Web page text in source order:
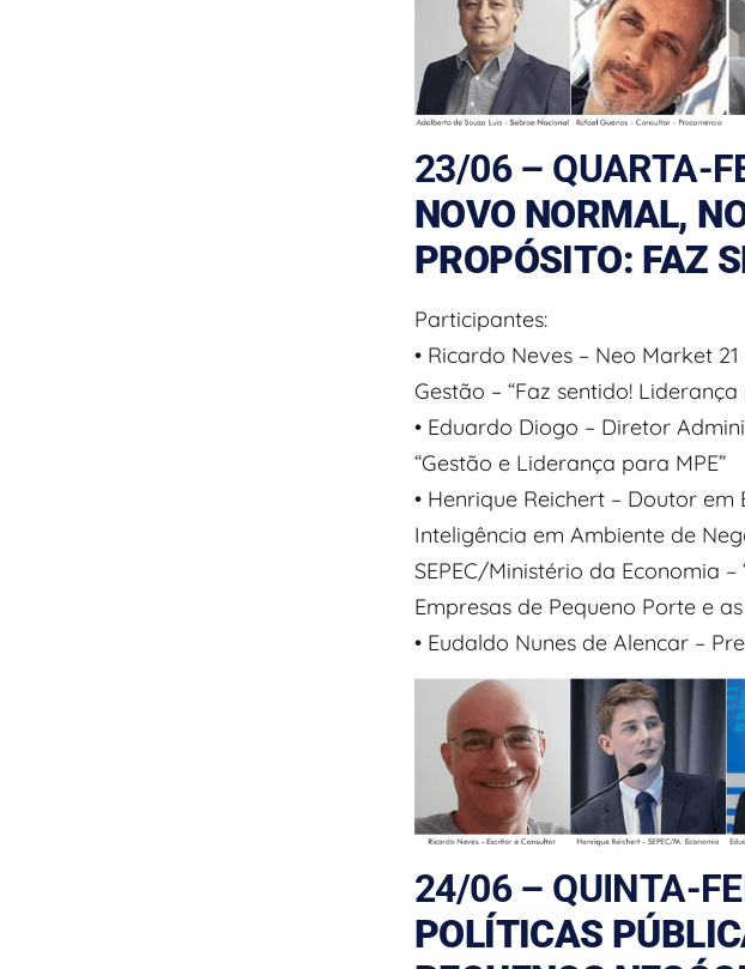
23/06 – QUARTA-
NOVO NORMAL,
PROPÓSITO: FAZ
Participantes:
• Ricardo Neves – Neo Market
Gestão – “Faz sentido!
• Eduardo Diogo – Diretor
“Gestão e Liderança para MPE”
• Henrique Reichert – Doutor
Inteligência em Ambiente de
SEPEC/Ministério da Economia
Empresas de Pequeno Porte e
• Eudaldo Nunes de Alencar –
24/06 – QUINTA-
POLÍTICAS